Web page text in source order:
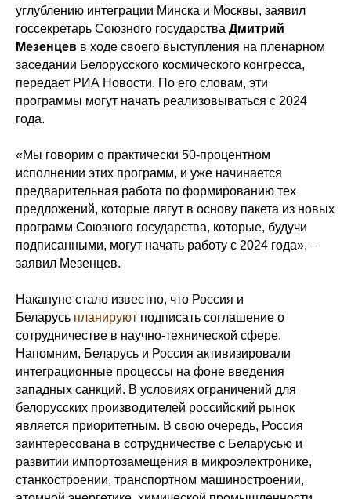
углублению интеграции Минска и Москвы, заявил
госсекретарь Союзного государства Дмитрий
Мезенцев в ходе своего выступления на пленарном
заседании Белорусского космического конгресса,
передает РИА Новости. По его словам, эти
программы могут начать реализовываться с 2024
года.
«Мы говорим о практически 50-процентном
исполнении этих программ, и уже начинается
предварительная работа по формированию тех
предложений, которые лягут в основу пакета из новых
программ Союзного государства, которые, будучи
подписанными, могут начать работу с 2024 года», –
заявил Мезенцев.
Накануне стало известно, что Россия и
Беларусь планируют подписать соглашение о
сотрудничестве в научно-технической сфере.
Напомним, Беларусь и Россия активизировали
интеграционные процессы на фоне введения
западных санкций. В условиях ограничений для
белорусских производителей российский рынок
является приоритетным. В свою очередь, Россия
заинтересована в сотрудничестве с Беларусью и
развитии импортозамещения в микроэлектронике,
станкостроении, транспортном машиностроении,